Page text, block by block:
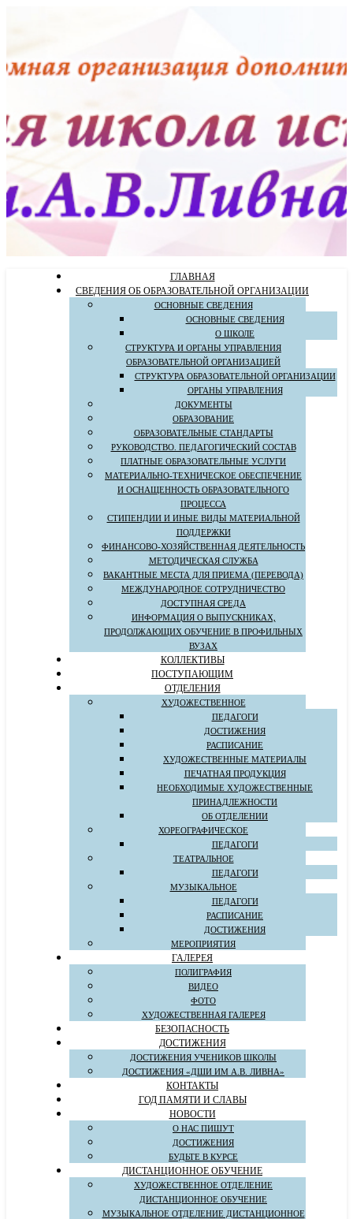
ГЛАВНАЯ
СВЕДЕНИЯ ОБ ОБРАЗОВАТЕЛЬНОЙ ОРГАНИЗАЦИИ
ОСНОВНЫЕ СВЕДЕНИЯ
ОСНОВНЫЕ СВЕДЕНИЯ
О ШКОЛЕ
СТРУКТУРА И ОРГАНЫ УПРАВЛЕНИЯ
ОБРАЗОВАТЕЛЬНОЙ ОРГАНИЗАЦИЕЙ
СТРУКТУРА ОБРАЗОВАТЕЛЬНОЙ ОРГАНИЗАЦИИ
ОРГАНЫ УПРАВЛЕНИЯ
ДОКУМЕНТЫ
ОБРАЗОВАНИЕ
ОБРАЗОВАТЕЛЬНЫЕ СТАНДАРТЫ
РУКОВОДСТВО. ПЕДАГОГИЧЕСКИЙ СОСТАВ
ПЛАТНЫЕ ОБРАЗОВАТЕЛЬНЫЕ УСЛУГИ
МАТЕРИАЛЬНО-ТЕХНИЧЕСКОЕ ОБЕСПЕЧЕНИЕ
И ОСНАЩЕННОСТЬ ОБРАЗОВАТЕЛЬНОГО
ПРОЦЕССА
СТИПЕНДИИ И ИНЫЕ ВИДЫ МАТЕРИАЛЬНОЙ
ПОДДЕРЖКИ
ФИНАНСОВО-ХОЗЯЙСТВЕННАЯ ДЕЯТЕЛЬНОСТЬ
МЕТОДИЧЕСКАЯ СЛУЖБА
ВАКАНТНЫЕ МЕСТА ДЛЯ ПРИЕМА (ПЕРЕВОДА)
МЕЖДУНАРОДНОЕ СОТРУДНИЧЕСТВО
ДОСТУПНАЯ СРЕДА
ИНФОРМАЦИЯ О ВЫПУСКНИКАХ,
ПРОДОЛЖАЮЩИХ ОБУЧЕНИЕ В ПРОФИЛЬНЫХ
ВУЗАХ
КОЛЛЕКТИВЫ
ПОСТУПАЮЩИМ
ОТДЕЛЕНИЯ
ХУДОЖЕСТВЕННОЕ
ПЕДАГОГИ
ДОСТИЖЕНИЯ
РАСПИСАНИЕ
ХУДОЖЕСТВЕННЫЕ МАТЕРИАЛЫ
ПЕЧАТНАЯ ПРОДУКЦИЯ
НЕОБХОДИМЫЕ ХУДОЖЕСТВЕННЫЕ
ПРИНАДЛЕЖНОСТИ
ОБ ОТДЕЛЕНИИ
ХОРЕОГРАФИЧЕСКОЕ
ПЕДАГОГИ
ТЕАТРАЛЬНОЕ
ПЕДАГОГИ
МУЗЫКАЛЬНОЕ
ПЕДАГОГИ
РАСПИСАНИЕ
ДОСТИЖЕНИЯ
МЕРОПРИЯТИЯ
ГАЛЕРЕЯ
ПОЛИГРАФИЯ
ВИДЕО
ФОТО
ХУДОЖЕСТВЕННАЯ ГАЛЕРЕЯ
БЕЗОПАСНОСТЬ
ДОСТИЖЕНИЯ
ДОСТИЖЕНИЯ УЧЕНИКОВ ШКОЛЫ
ДОСТИЖЕНИЯ «ДШИ ИМ А.В. ЛИВНА»
КОНТАКТЫ
ГОД ПАМЯТИ И СЛАВЫ
НОВОСТИ
О НАС ПИШУТ
ДОСТИЖЕНИЯ
БУДЬТЕ В КУРСЕ
ДИСТАНЦИОННОЕ ОБУЧЕНИЕ
ХУДОЖЕСТВЕННОЕ ОТДЕЛЕНИЕ
ДИСТАНЦИОННОЕ ОБУЧЕНИЕ
МУЗЫКАЛЬНОЕ ОТДЕЛЕНИЕ ДИСТАНЦИОННОЕ